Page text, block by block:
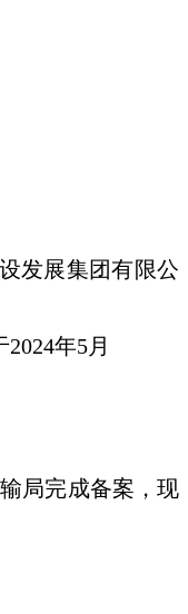
发展集团有限公
2024年5月
局完成备案，现